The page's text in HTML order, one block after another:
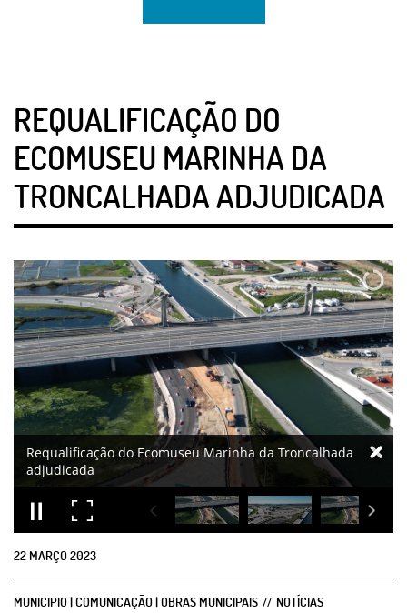
REQUALIFICAÇÃO DO
ECOMUSEU MARINHA DA
TRONCALHADA ADJUDICADA
22 MARÇO2023
MUNICIPIO | COMUNICAÇÃO | OBRAS MUNICIPAIS NOTÍCIAS